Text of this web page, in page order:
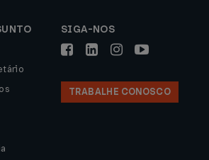
SIGA-NOS
TRABALHE CONOSCO